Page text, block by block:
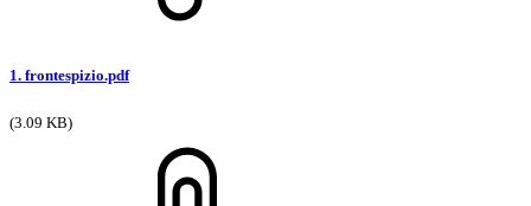
1. frontespizio.pdf
(3.09 KB)